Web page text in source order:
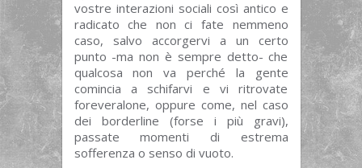
vostre interazioni sociali così antico e
radicato che non ci fate nemmeno
caso, salvo accorgervi a un certo
punto -ma non è sempre detto- che
qualcosa non va perché la gente
comincia a schifarvi e vi ritrovate
foreveralone, oppure come, nel caso
dei borderline (forse i più gravi),
passate momenti di estrema
sofferenza o senso di vuoto.